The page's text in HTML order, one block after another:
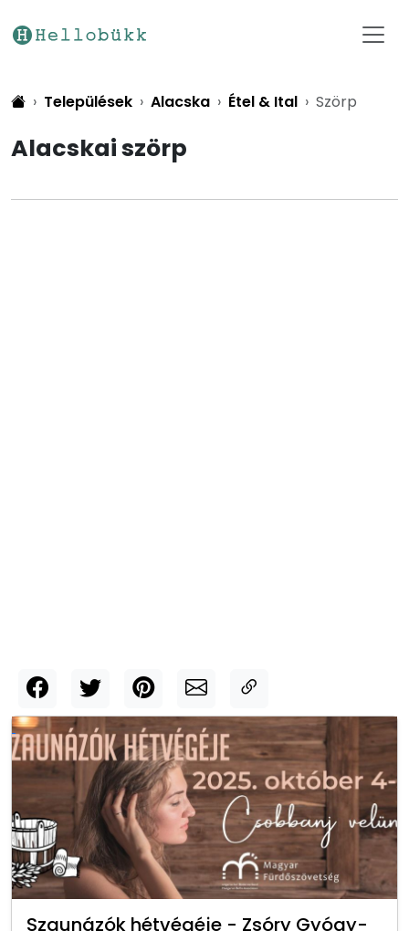
Települések Alacska Étel & Ital Szörp
Alacskai szörp
Szaunázók hétvégéje - Zsóry Gyógy-